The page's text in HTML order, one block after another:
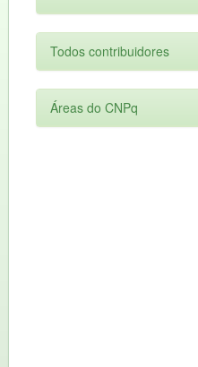
Todos contribuidores
Áreas do CNPq